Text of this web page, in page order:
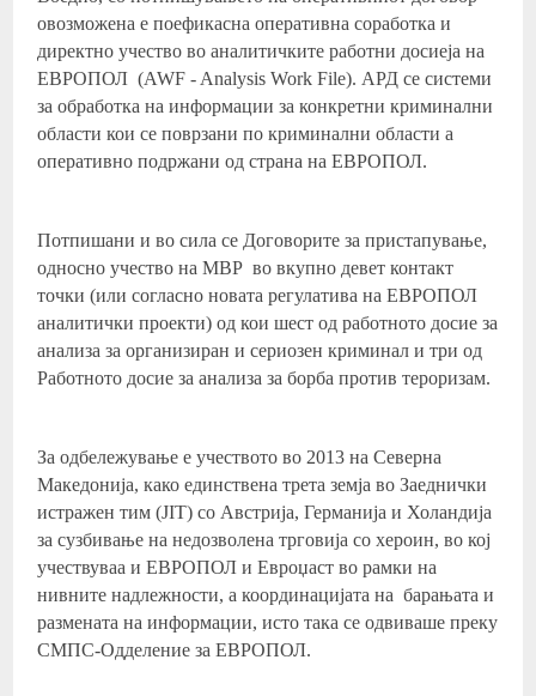
овозможена е поефикасна оперативна соработка и
директно учество во аналитичките работни досиеја на
ЕВРОПОЛ (AWF - Analysis Work File). АРД се системи
за обработка на информации за конкретни криминални
области кои се поврзани по криминални области а
оперативно подржани од страна на ЕВРОПОЛ.
Потпишани и во сила се Договорите за пристапување,
односно учество на МВР во вкупно девет контакт
точки (или согласно новата регулатива на ЕВРОПОЛ
аналитички проекти) од кои шест од работното досие за
анализа за организиран и сериозен криминал и три од
Работното досие за анализа за борба против тероризам.
За одбележување е учеството во 2013 на Северна
Македонија, како единствена трета земја во Заеднички
истражен тим (JIT) со Австрија, Германија и Холандија
за сузбивање на недозволена трговија со хероин, во кој
учествуваа и ЕВРОПОЛ и Евроџаст во рамки на
нивните надлежности, а координацијата на барањата и
размената на информации, исто така се одвиваше преку
СМПС-Одделение за ЕВРОПОЛ.